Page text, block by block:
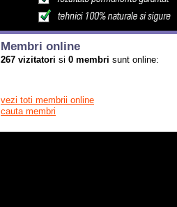
Membri online
267 vizitatori si 0 membri sunt online:
vezi toti membrii online
cauta membri